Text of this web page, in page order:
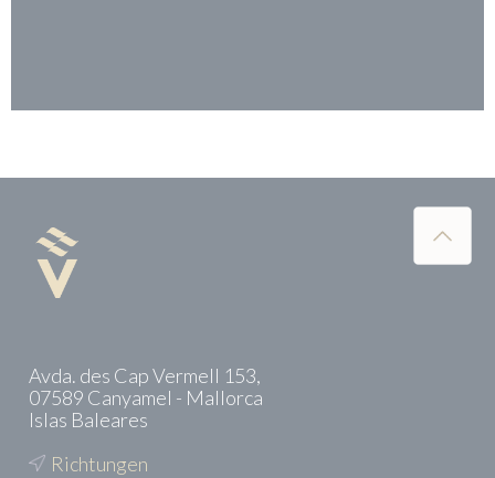
Avda. des Cap Vermell 153,
07589 Canyamel - Mallorca
Islas Baleares
Richtungen